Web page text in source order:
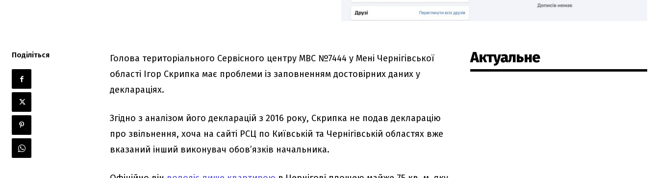
Поділіться
Голова територіального Сервісного центру МВС №7444 у Мені Чернігівської
області Ігор Скрипка має проблеми із заповненням достовірних даних у
деклараціях.
Згідно з аналізом його декларацій з 2016 року, Скрипка не подав декларацію
про звільнення, хоча на сайті РСЦ по Київській та Чернігівській областях вже
вказаний інший виконувач обов’язків начальника.
Актуальне